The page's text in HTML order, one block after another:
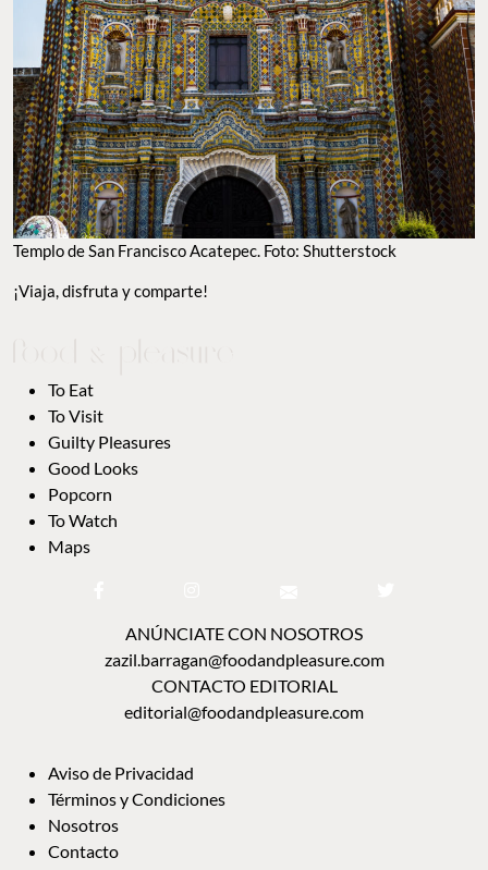
Templo de San Francisco Acatepec. Foto: Shutterstock
¡Viaja, disfruta y comparte!
To Eat
To Visit
Guilty Pleasures
Good Looks
Popcorn
To Watch
Maps
ANÚNCIATE CON NOSOTROS
zazil.barragan@foodandpleasure.com
CONTACTO EDITORIAL
editorial@foodandpleasure.com
Aviso de Privacidad
Términos y Condiciones
Nosotros
Contacto